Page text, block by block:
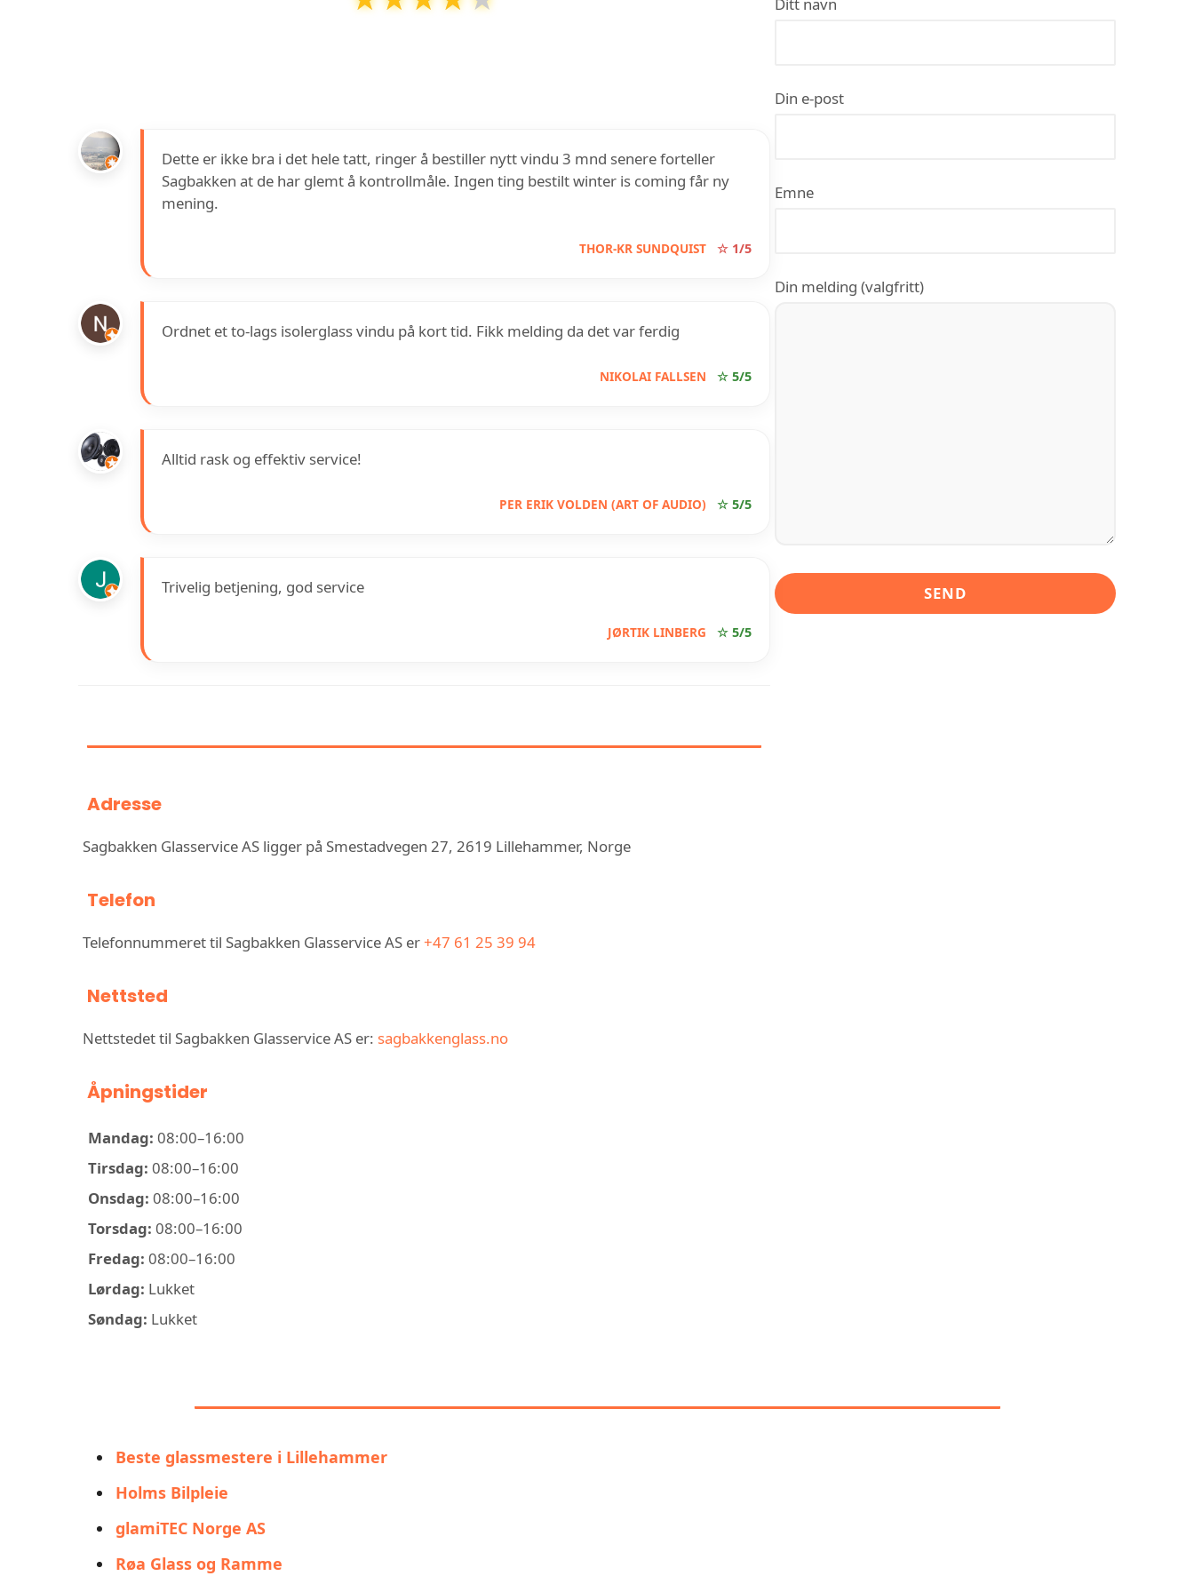
Dette er ikke bra i det hele tatt, ringer å bestiller nytt vindu 3 mnd senere forteller
Sagbakken at de har glemt å kontrollmåle. Ingen ting bestilt winter is coming får ny
mening.
THOR-KR SUNDQUIST ☆ 1/5
Ordnet et to-lags isolerglass vindu på kort tid. Fikk melding da det var ferdig
NIKOLAI FALLSEN ☆ 5/5
Alltid rask og effektiv service!
PER ERIK VOLDEN (ART OF AUDIO) ☆ 5/5
Trivelig betjening, god service
JØRTIK LINBERG ☆ 5/5
Adresse
Sagbakken Glasservice AS ligger på Smestadvegen 27, 2619 Lillehammer, Norge
Telefon
Telefonnummeret til Sagbakken Glasservice AS er+47 61 25 39 94
Nettsted
Nettstedet til Sagbakken Glasservice AS er: sagbakkenglass.no
Åpningstider
Mandag: 08:00–16:00
Tirsdag: 08:00–16:00
Onsdag: 08:00–16:00
Torsdag: 08:00–16:00
Fredag: 08:00–16:00
Lørdag: Lukket
Søndag: Lukket
Ditt navn
Din e-post
Emne
Din melding (valgfritt)
Beste glassmestere i Lillehammer
Holms Bilpleie
glamiTEC Norge AS
Røa Glass og Ramme